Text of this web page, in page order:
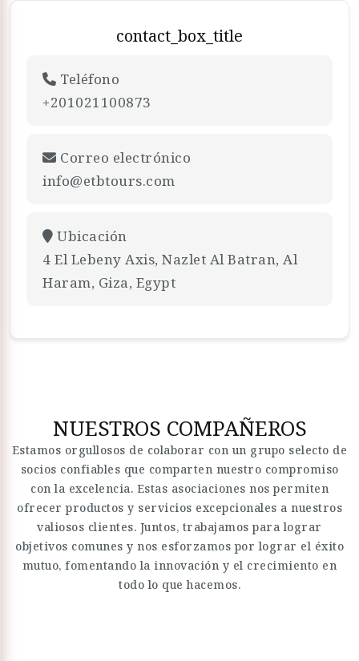
contact_box_title
Teléfono
+201021100873
Correo electrónico
info@etbtours.com
Ubicación
4 El Lebeny Axis, Nazlet Al Batran, Al
Haram, Giza, Egypt
NUESTROS COMPAÑEROS
Estamos orgullosos de colaborar con un grupo selecto de
socios confiables que comparten nuestro compromiso
con la excelencia. Estas asociaciones nos permiten
ofrecer productos y servicios excepcionales a nuestros
valiosos clientes. Juntos, trabajamos para lograr
objetivos comunes y nos esforzamos por lograr el éxito
mutuo, fomentando la innovación y el crecimiento en
todo lo que hacemos.